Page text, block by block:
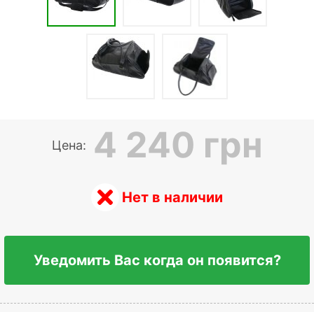
Цена: 4 240 грн
Нет в наличии
Уведомить Вас когда он появится?